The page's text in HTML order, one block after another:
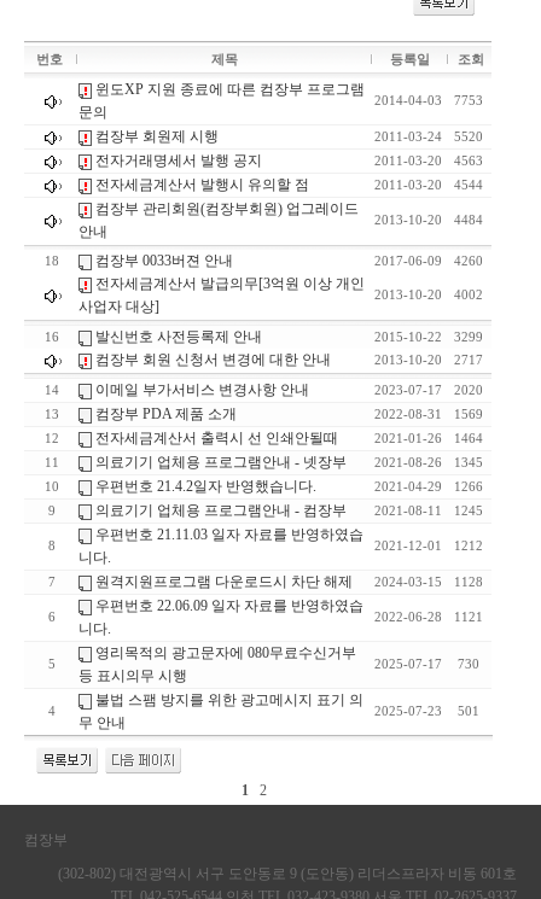
번호 제목 등록일 조회
윈도XP 지원 종료에 따른 컴장부 프로그램
문의
2014-04-03 7753
컴장부 회원제 시행 2011-03-24 5520
전자거래명세서 발행 공지 2011-03-20 4563
전자세금계산서 발행시 유의할 점 2011-03-20 4544
컴장부 관리회원(컴장부회원) 업그레이드
안내
2013-10-20 4484
18 컴장부 0033버젼 안내 2017-06-09 4260
전자세금계산서 발급의무[3억원 이상 개인
사업자 대상]
2013-10-20 4002
16 발신번호 사전등록제 안내 2015-10-22 3299
컴장부 회원 신청서 변경에 대한 안내 2013-10-20 2717
14 이메일 부가서비스 변경사항 안내 2023-07-17
2020
13
컴장부 PDA 제품 소개 2022-08-31
1569
12
전자세금계산서 출력시 선 인쇄안될때 2021-01-26
1464
11
의료기기 업체용 프로그램안내 - 넷장부 2021-08-26
1345
10
우편번호 21.4.2일자 반영했습니다. 2021-04-29
1266
9
의료기기 업체용 프로그램안내 - 컴장부 2021-08-11 1245
8
우편번호 21.11.03 일자 자료를 반영하였습
니다.
2021-12-01 1212
7 원격지원프로그램 다운로드시 차단 해제 2024-03-15 1128
6
우편번호 22.06.09 일자 자료를 반영하였습
니다.
2022-06-28 1121
5
영리목적의 광고문자에 080무료수신거부
등 표시의무 시행
2025-07-17 730
4
불법 스팸 방지를 위한 광고메시지 표기 의
무 안내
2025-07-23 501
1 2
컴장부
(302-802) 대전광역시 서구 도안동로 9 (도안동) 리더스프라자 비동 601호